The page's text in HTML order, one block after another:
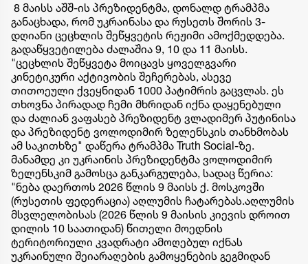
8 მაისს აშშ-ის პრეზიდენტმა, დონალდ ტრამპმა
განაცხადა, რომ უკრაინასა და რუსეთს შორის 3-
დღიანი ცეცხლის შეწყვეტის რეჟიმი ამოქმედდება.
გადაწყვეტილება ძალაშია 9, 10 და 11 მაისს.
"ცეცხლის შეწყვეტა მოიცავს ყოველგვარი
კინეტიკური აქტივობის შეჩერებას, ასევე
თითოეული ქვეყნიდან 1000 პატიმრის გაცვლას. ეს
თხოვნა პირადად ჩემი მხრიდან იქნა დაყენებული
და ძალიან ვაფასებ პრეზიდენტ ვლადიმერ პუტინისა
და პრეზიდენტ ვოლოდიმირ ზელენსკის თანხმობას
ამ საკითხზე" დაწერა ტრამპმა Truth Social-ზე.
მანამდე კი უკრაინის პრეზიდენტმა ვოლოდიმირ
ზელენსკიმ გამოსცა განკარგულება, სადაც წერია:
"ნება დაერთოს 2026 წლის 9 მაისს ქ. მოსკოვში
(რუსეთის ფედერაცია) აღლუმის ჩატარებას.აღლუმის
მსვლელობისას (2026 წლის 9 მაისის კიევის დროით
დილის 10 საათიდან) წითელი მოედნის
ტერიტორიული კვადრატი ამოღებულ იქნას
უკრაინული შეიარაღების გამოყენების გეგმიდან